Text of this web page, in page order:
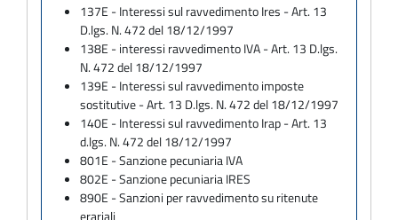
137E - Interessi sul ravvedimento Ires - Art. 13
D.lgs. N. 472 del 18/12/1997
138E - interessi ravvedimento IVA - Art. 13 D.lgs.
N. 472 del 18/12/1997
139E - Interessi sul ravvedimento imposte
sostitutive - Art. 13 D.lgs. N. 472 del 18/12/1997
140E - Interessi sul ravvedimento Irap - Art. 13
d.lgs. N. 472 del 18/12/1997
801E - Sanzione pecuniaria IVA
802E - Sanzione pecuniaria IRES
890E - Sanzioni per ravvedimento su ritenute
erariali